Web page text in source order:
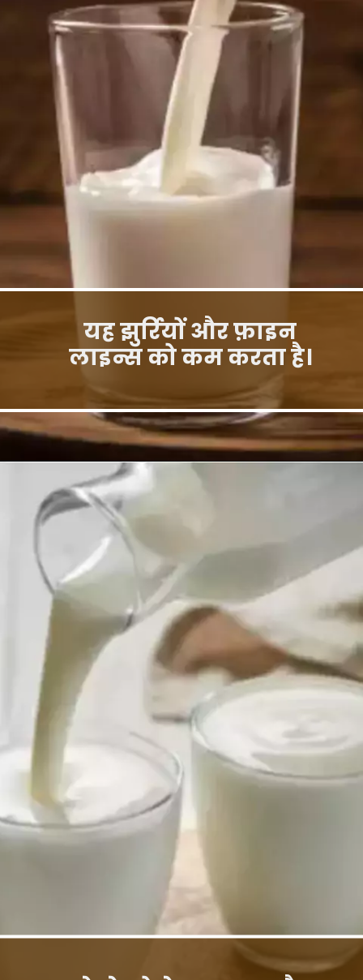
यह झुर्रियों और फ़ाइन
लाइन्स को कम करता है।